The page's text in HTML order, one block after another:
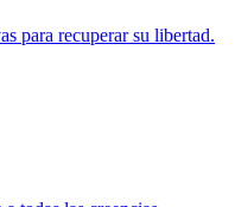
para recuperar su libertad.